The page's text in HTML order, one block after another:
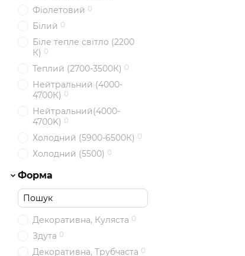
Фіолетовий 0
Білий 0
Біле тепле світло (2200
К) 0
Теплий (2700-3500К) 0
Нейтральний (4000-
4700К) 0
Нейтральний(4000-
4700K) 0
Холодний (5900-6500К) 0
Холодний (5500) 0
Форма
Декоративна, Куляста 0
Здута 0
Декоративна, Трубчаста 0